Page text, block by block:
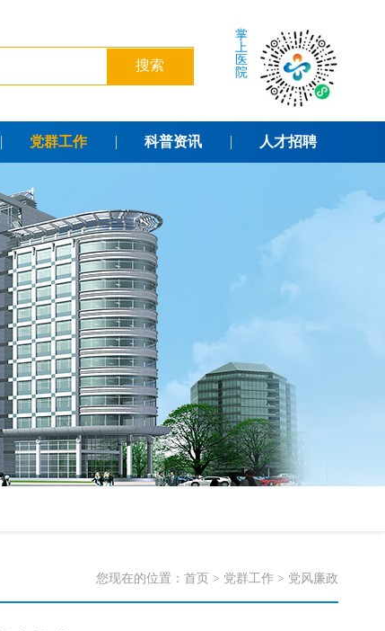
掌
上
医
院
党群工作 科普资讯 人才招聘
您现在的位置： 首页 > 党群工作 > 党风廉政